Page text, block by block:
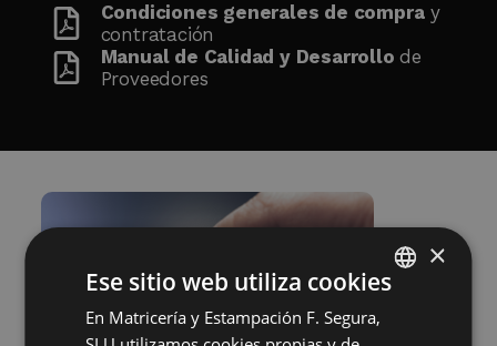
Condiciones generales de compray
contratación
Manual de Calidad y Desarrollode
Proveedores
SPANISH
×
Ese sitio web utiliza cookies
En Matricería y Estampación F. Segura,